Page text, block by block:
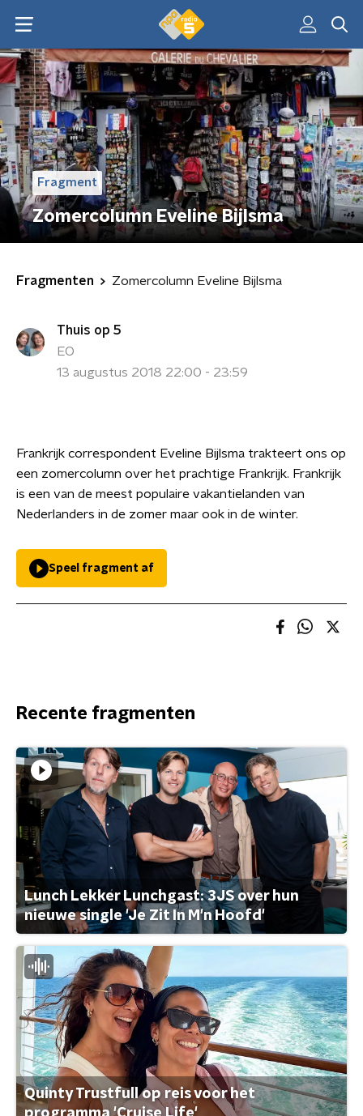
Fragment
Zomercolumn Eveline Bijlsma
Fragmenten Zomercolumn Eveline Bijlsma
Thuis op 5
EO
13 augustus 2018 22:00 - 23:59
Frankrijk correspondent Eveline Bijlsma trakteert ons op
een zomercolumn over het prachtige Frankrijk. Frankrijk
is een van de meest populaire vakantielanden van
Nederlanders in de zomer maar ook in de winter.
Speel fragment af
Recente fragmenten
Lunch Lekker Lunchgast: 3JS over hun
nieuwe single 'Je Zit In M'n Hoofd'
Quinty Trustfull op reis voor het